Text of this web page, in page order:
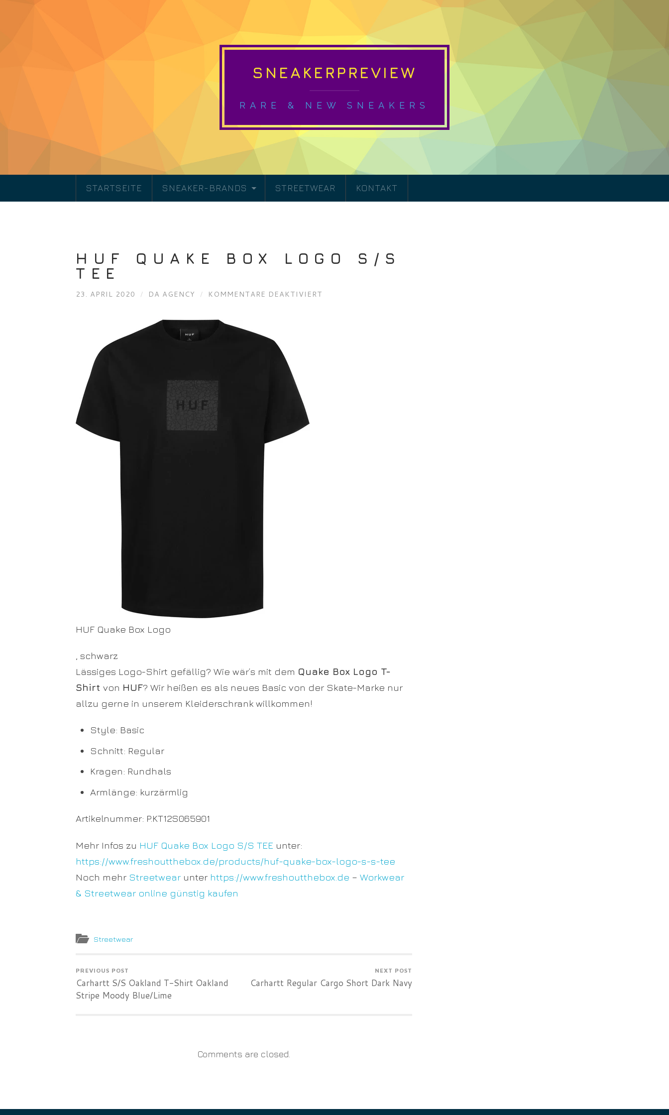
SNEAKERPREVIEW
RARE & NEW SNEAKERS
STARTSEITE SNEAKER-BRANDS STREETWEAR KONTAKT
HUF QUAKE BOX LOGO S/S
TEE
23. APRIL 2020 / DA AGENCY / KOMMENTARE DEAKTIVIERT
HUF Quake Box Logo
, schwarz
Lässiges Logo-Shirt gefällig? Wie wär’s mit dem Quake Box Logo T-
Shirt von HUF? Wir heißen es als neues Basic von der Skate-Marke nur
allzu gerne in unserem Kleiderschrank willkommen!
Style: Basic
Schnitt: Regular
Kragen: Rundhals
Armlänge: kurzärmlig
Artikelnummer: P.KT12S065901
Mehr Infos zu HUF Quake Box Logo S/S TEE unter:
https://www.freshoutthebox.de/products/huf-quake-box-logo-s-s-tee
Noch mehr Streetwear unter https://www.freshoutthebox.de – Workwear
& Streetwear online günstig kaufen
Streetwear
PREVIOUS POST
Carhartt S/S Oakland T-Shirt Oakland
Stripe Moody Blue/Lime
NEXT POST
Carhartt Regular Cargo Short Dark Navy
Comments are closed.